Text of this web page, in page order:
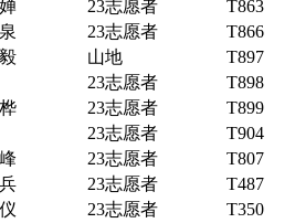
23志愿者
T863
23志愿者
T866
山地
T897
23志愿者
T898
23志愿者
T899
23志愿者
T904
23志愿者
T807
23志愿者
T487
23志愿者
T350